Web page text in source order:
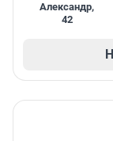
Александр,
42